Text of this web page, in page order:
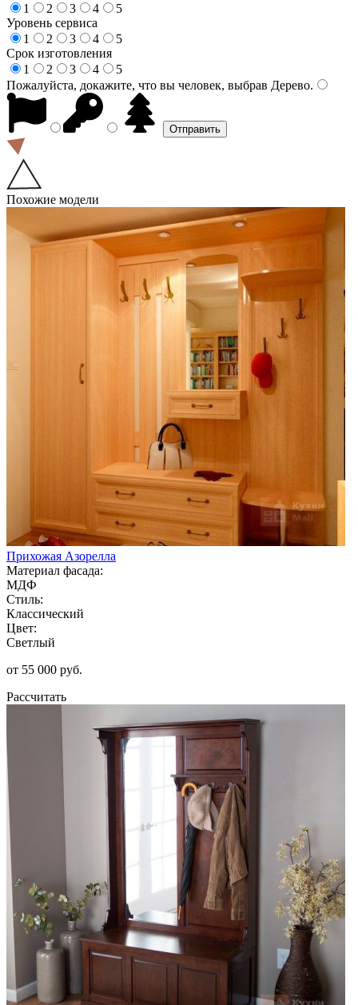
1
2 3 4
5
Уровень сервиса
1
2 3 4
5
Срок изготовления
1
2 3 4
5
Пожалуйста, докажите, что вы человек, выбрав Дерево.
Похожие модели
Прихожая Азорелла
Материал фасада:
МДФ
Стиль:
Классический
Цвет:
Светлый
от 55 000 руб.
Рассчитать